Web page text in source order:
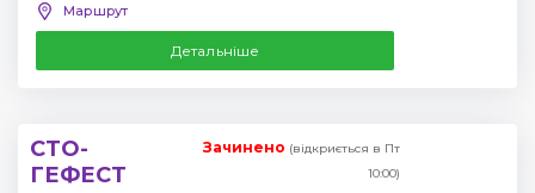
Маршрут
Детальніше
СТО-
ГЕФЕСТ
Зачинено (відкриється в Пт
10:00)